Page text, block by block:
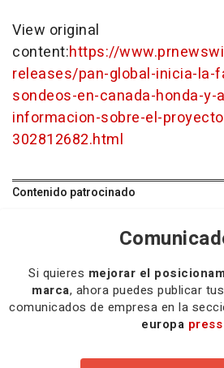
View original
content:https://
releases/pan-global-inicia-la-
sondeos-en-canada-honda-y-
informacion-sobre-el-
302812682.html
Contenido patrocinado
Si quieres mejorar el
marca, ahora puedes publicar
comunicados de empresa en la
europa press